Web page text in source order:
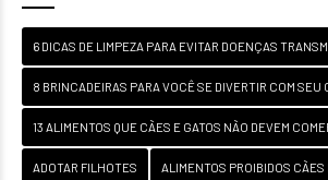
6 DICAS DE LIMPEZA PARA EVITAR DOENÇAS
8 BRINCADEIRAS PARA VOCÊ SE DIVERTIR COM SEU
13 ALIMENTOS QUE CÃES E GATOS NÃO DEVEM
ADOTAR FILHOTES ALIMENTOS PROIBIDOS CÃES